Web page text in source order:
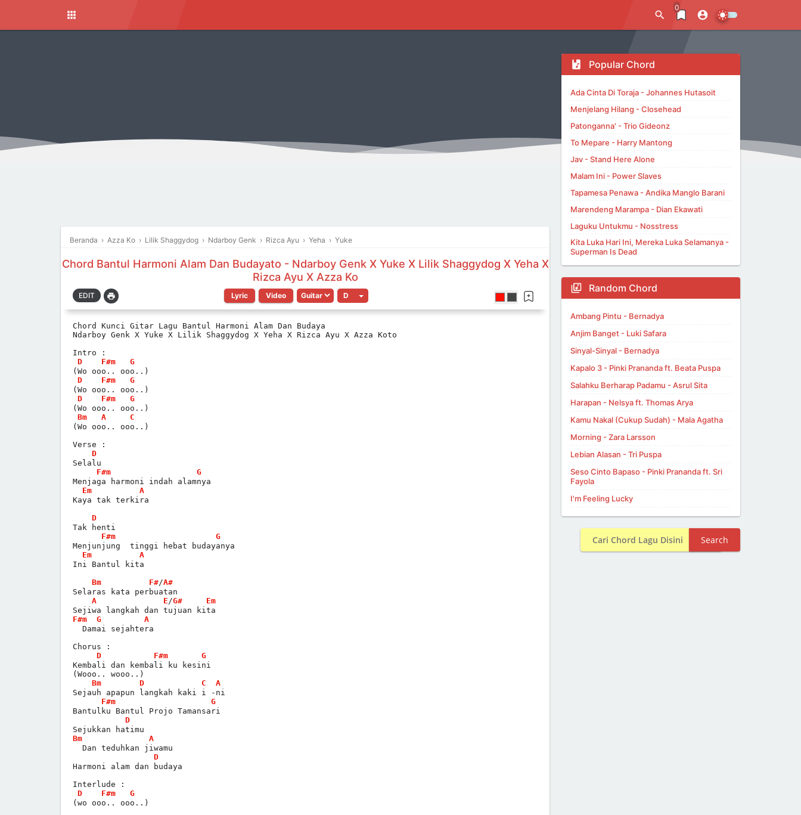
0
Beranda › Azza Ko › Lilik Shaggydog › Ndarboy Genk › Rizca Ayu › Yeha › Yuke
Chord Bantul Harmoni Alam Dan Budayato - Ndarboy Genk X Yuke X Lilik Shaggydog X Yeha X
Rizca Ayu X Azza Ko
Lyric Video
Chord Kunci Gitar Lagu Bantul Harmoni Alam Dan Budaya
Ndarboy Genk X Yuke X Lilik Shaggydog X Yeha X Rizca Ayu X Azza Koto
Intro :
D
F#m
G
(Wo ooo.. ooo..)
D
F#m
G
(Wo ooo.. ooo..)
D
F#m
G
(Wo ooo.. ooo..)
Bm
A
C
(Wo ooo.. ooo..)
Verse :
D
Selalu
F#m
G
Menjaga harmoni indah alamnya
Em
A
Kaya tak terkira
D
Tak henti
F#m
G
Menjunjung  tinggi hebat budayanya
Em
A
Ini Bantul kita
Bm
F#/A#
Selaras kata perbuatan
A
E /G#
Em
Sejiwa langkah dan tujuan kita
F#m
G
A
  Damai sejahtera
Chorus :
D
F#m
G
Kembali dan kembali ku kesini
(Wooo.. wooo..)
Bm
D C
A
Sejauh apapun langkah kaki i -ni
F#m
G
Bantulku Bantul Projo Tamansari
D
Sejukkan hatimu
Bm
A
  Dan teduhkan jiwamu
D
Harmoni alam dan budaya
Interlude :
D
F#m
G
(wo ooo.. ooo..)
Popular Chord
Ada Cinta Di Toraja - Johannes Hutasoit
Menjelang Hilang - Closehead
Patonganna' - Trio Gideonz
To Mepare - Harry Mantong
Jav - Stand Here Alone
Malam Ini - Power Slaves
Tapamesa Penawa - Andika Manglo Barani
Marendeng Marampa - Dian Ekawati
Laguku Untukmu - Nosstress
Kita Luka Hari Ini, Mereka Luka Selamanya -
Superman Is Dead
Random Chord
Ambang Pintu - Bernadya
Anjim Banget - Luki Safara
Sinyal-Sinyal - Bernadya
Kapalo 3 - Pinki Prananda ft. Beata Puspa
Salahku Berharap Padamu - Asrul Sita
Harapan - Nelsya ft. Thomas Arya
Kamu Nakal (Cukup Sudah) - Mala Agatha
Morning - Zara Larsson
Lebian Alasan - Tri Puspa
Seso Cinto Bapaso - Pinki Prananda ft. Sri
Fayola
I'm Feeling Lucky
Search